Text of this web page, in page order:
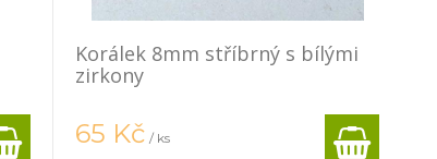
Korálek 8mm stříbrný s bílými
zirkony
65 Kč / ks